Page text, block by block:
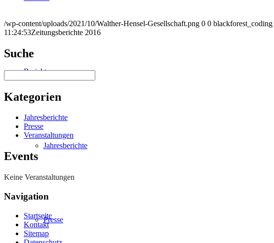
Berichte
Jahresberichte
Presse
/wp-content/uploads/2021/10/Walther-Hensel-Gesellschaft.png 0 0 blackforest_coding
11:24:53Zeitungsberichte 2016
Suche
Kategorien
Jahresberichte
Presse
Veranstaltungen
Events
Keine Veranstaltungen
Navigation
Startseite
Kontakt
Sitemap